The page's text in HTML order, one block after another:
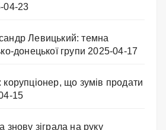
04-23
Левицький: темна
донецької групи 2025-04-17
що зумів продати
15
знову зіграла на руку